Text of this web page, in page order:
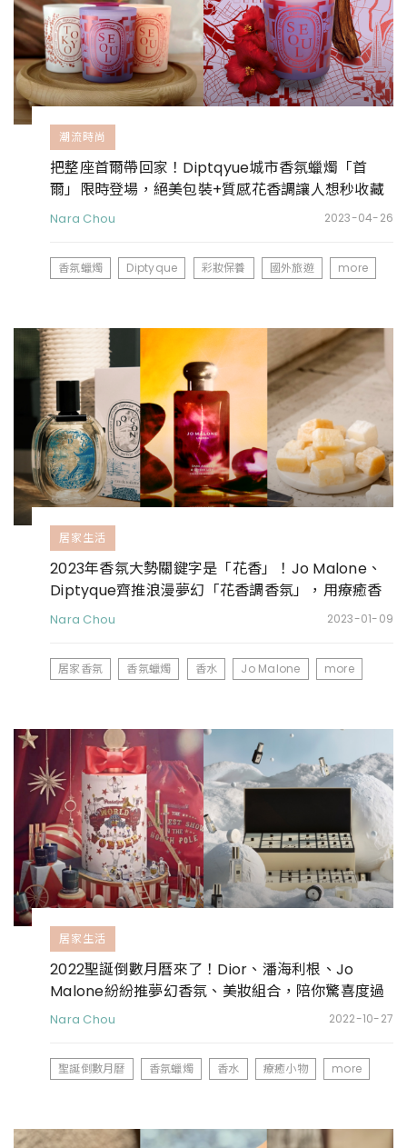
潮流時尚
把整座首爾帶回家！Diptqyue城市香氛蠟燭「首
爾」限時登場，絕美包裝+質感花香調讓人想秒收藏
Nara Chou 2023-04-26
香氛蠟燭 Diptyque 彩妝保養 國外旅遊 more
居家生活
2023年香氛大勢關鍵字是「花香」！Jo Malone、
Diptyque齊推浪漫夢幻「花香調香氛」，用療癒香
氣開啟新的一年
Nara Chou 2023-01-09
居家香氛 香氛蠟燭 香水 Jo Malone more
居家生活
2022聖誕倒數月曆來了！Dior、潘海利根、Jo
Malone紛紛推夢幻香氛、美妝組合，陪你驚喜度過
12月的每一天
Nara Chou 2022-10-27
聖誕倒數月曆 香氛蠟燭 香水 療癒小物 more